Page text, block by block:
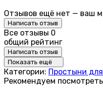
Отзывов ещё нет — ваш
Написать отзыв
Все отзывы 0
общий рейтинг
Написать отзыв
Показать ещё
Категории: Простыни
Рекомендуем посмотреть